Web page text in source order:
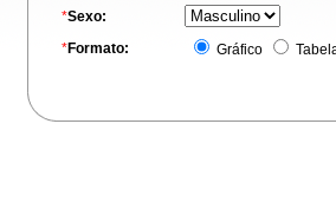
*Sexo:
*Formato: Gráfico